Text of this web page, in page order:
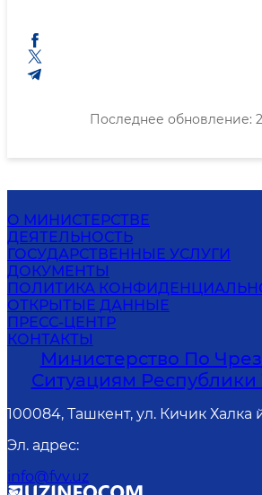
Последнее обновление:
О МИНИСТЕРСТВЕ
ДЕЯТЕЛЬНОСТЬ
ГОСУДАРСТВЕННЫЕ УСЛУГИ
ДОКУМЕНТЫ
ПОЛИТИКА
ОТКРЫТЫЕ ДАННЫЕ
ПРЕСС-ЦЕНТР
КОНТАКТЫ
Министерство По
Ситуациям Республики
100084, Ташкент, ул. Кичик Халка
Эл. адрес:
info@fvv.uz